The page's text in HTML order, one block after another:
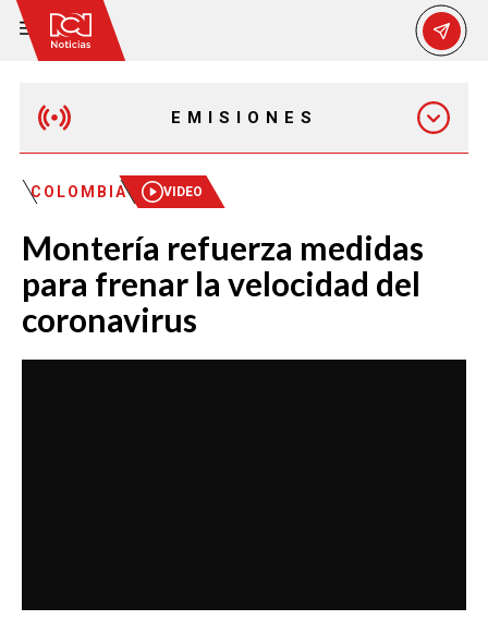
EMISIONES
MAÑANA EXPRESS
EMISIÓN 12:30 PM
COLOMBIA VIDEO
Montería refuerza medidas
para frenar la velocidad del
coronavirus